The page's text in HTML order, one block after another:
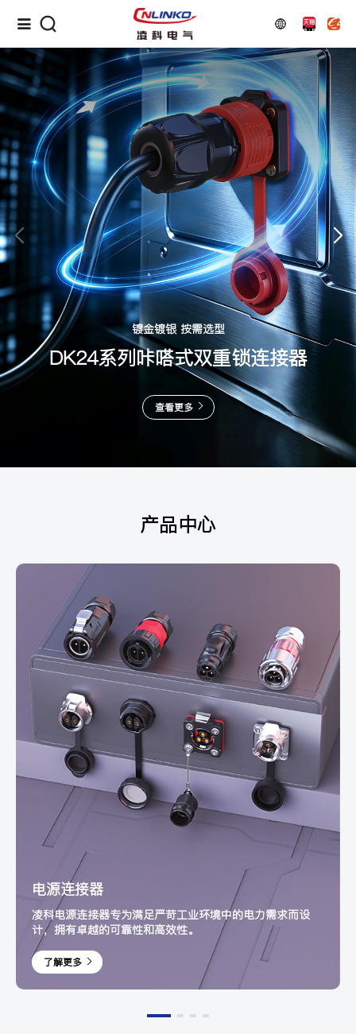
镀金镀银 按需选型
DK24系列咔嗒式双重锁连接器
查看更多
产品中心
电源连接器
凌科电源连接器专为满足严苛工业环境中的电力需求而设
计，拥有卓越的可靠性和高效性。
了解更多